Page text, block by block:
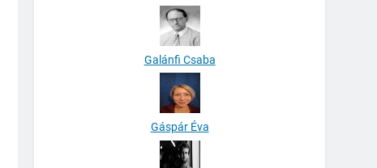
Galánfi Csaba
Gáspár Éva